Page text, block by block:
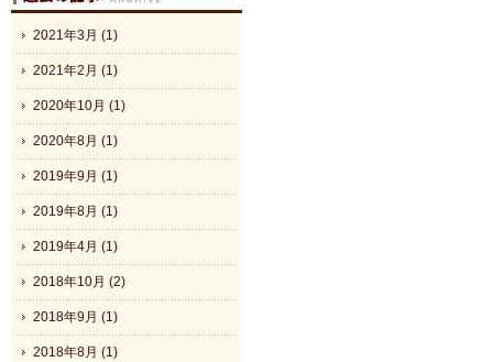
2021年3月 (1)
2021年2月 (1)
2020年10月 (1)
2020年8月 (1)
2019年9月 (1)
2019年8月 (1)
2019年4月 (1)
2018年10月 (2)
2018年9月 (1)
2018年8月 (1)